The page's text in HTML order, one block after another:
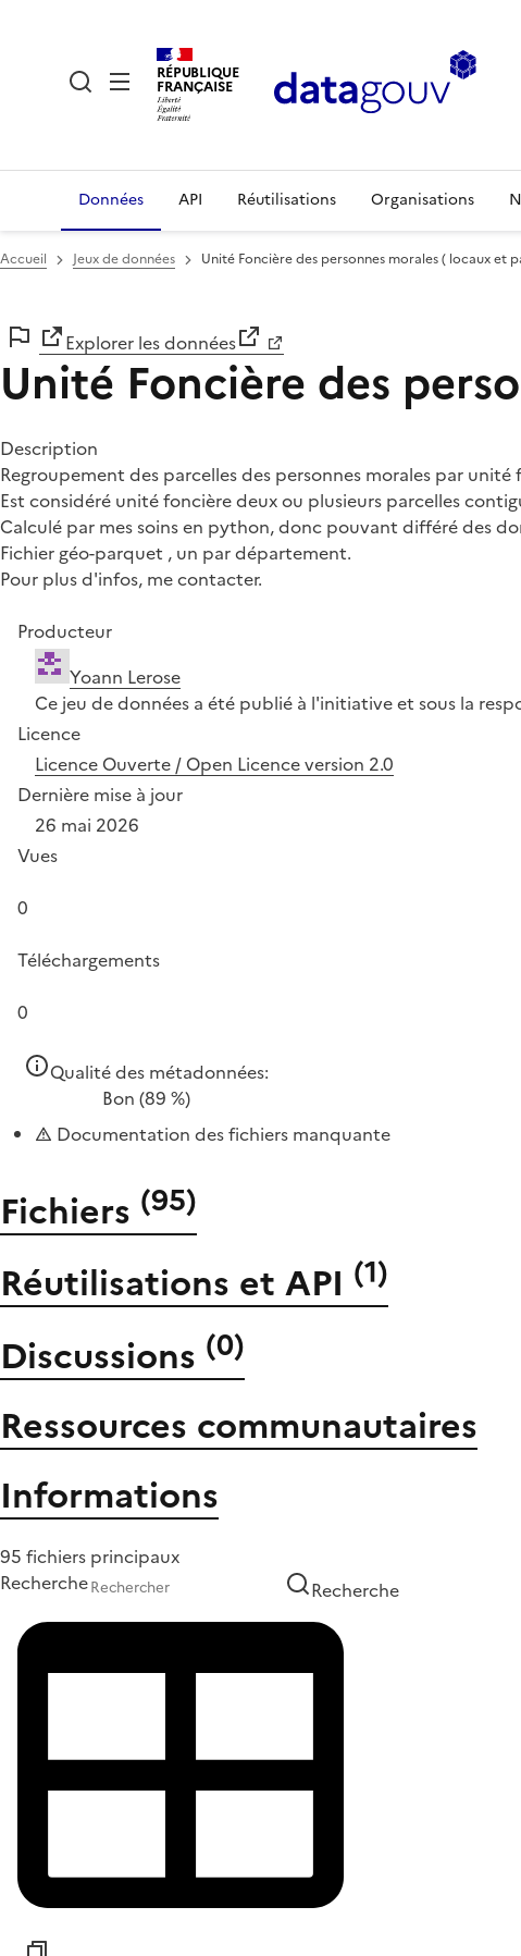
RÉPUBLIQUE
FRANÇAISE
Données API Réutilisations Organisations
Accueil Jeux de données Unité Foncière des personnes morales ( locaux et
Explorer les données
Unité Foncière des
Description
Regroupement des parcelles des personnes morales par unité
Est considéré unité foncière deux ou plusieurs parcelles
Calculé par mes soins en python, donc pouvant différé des
Fichier géo-parquet , un par département.
Pour plus d'infos, me contacter.
Producteur
Yoann Lerose
Ce jeu de données a été publié à l'initiative et sous la
Licence
Licence Ouverte / Open Licence version 2.0
Dernière mise à jour
26 mai 2026
Vues
0
Téléchargements
0
Qualité des métadonnées:
Bon (89 %)
Documentation des fichiers manquante
Fichiers (95)
Réutilisations et API (1)
Discussions (0)
Ressources communautaires
Informations
95 fichiers principaux
Recherche
Recherche